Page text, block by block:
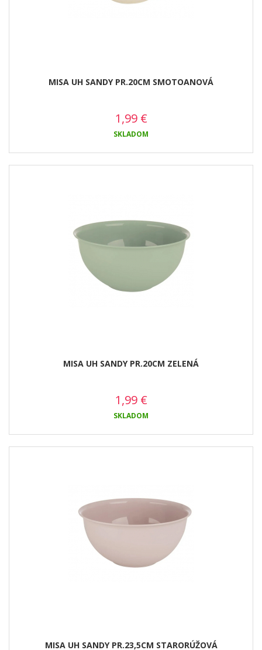
MISA UH SANDY PR.20CM SMOTOANOVÁ
1,99 €
SKLADOM
MISA UH SANDY PR.20CM ZELENÁ
1,99 €
SKLADOM
MISA UH SANDY PR.23,5CM STARORÚŽOVÁ